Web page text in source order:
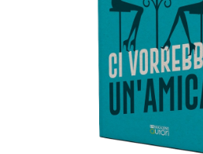
AGGIUNGI AL CARRELLO